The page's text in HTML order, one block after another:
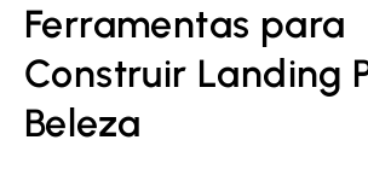
Ferramentas para
Construir Landing
Beleza